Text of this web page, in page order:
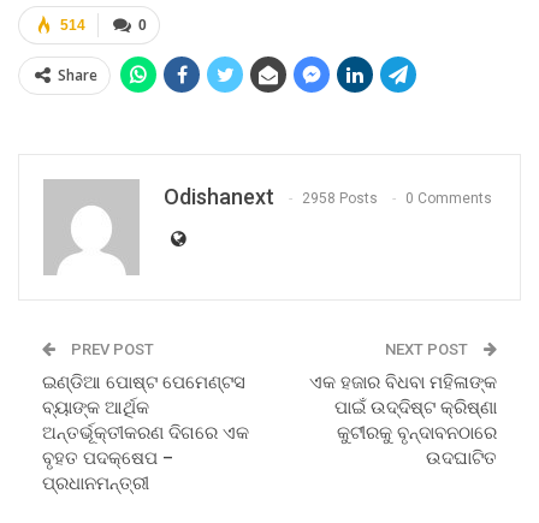
0
514
Share
Odishanext 2958 Posts 0 Comments
PREV POST
ଇଣ୍ଡିଆ ପୋଷ୍ଟ ପେମେଣ୍ଟସ
ବ୍ୟାଙ୍କ ଆର୍ଥିକ
ଅନ୍ତର୍ଭୂକ୍ତୀକରଣ ଦିଗରେ ଏକ
ବୃହତ ପଦକ୍ଷେପ –
ପ୍ରଧାନମନ୍ତ୍ରୀ
NEXT POST
ଏକ ହଜାର ବିଧବା ମହିଳାଙ୍କ
ପାଇଁ ଉଦ୍ଦିଷ୍ଟ କ୍ରିଷ୍ଣା
କୁଟୀରକୁ ବୃନ୍ଦାବନଠାରେ
ଉଦଘାଟିତ